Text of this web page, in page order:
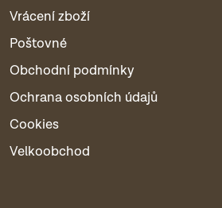
Vrácení zboží
Poštovné
Obchodní podmínky
Ochrana osobních údajů
Cookies
Velkoobchod